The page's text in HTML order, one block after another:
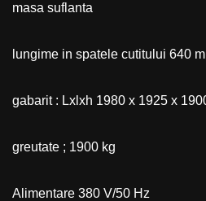
masa suflanta
lungime in spatele cutitului 640
gabarit : Lxlxh 1980 x 1925 x
greutate ; 1900 kg
Alimentare 380 V/50 Hz